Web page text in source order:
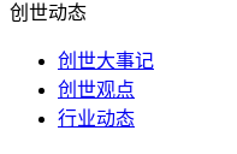
创世动态
创世大事记
创世观点
行业动态